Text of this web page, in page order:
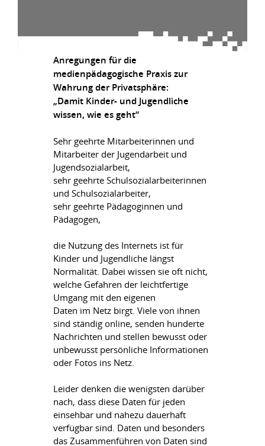
Anregungen für die
medienpädagogische Praxis zur
Wahrung der Privatsphäre:
„Damit Kinder- und Jugendliche
wissen, wie es geht“
Sehr geehrte Mitarbeiterinnen und
Mitarbeiter der Jugendarbeit und
Jugendsozialarbeit,
sehr geehrte Schulsozialarbeiterinnen
und Schulsozialarbeiter,
sehr geehrte Pädagoginnen und
Pädagogen,
die Nutzung des Internets ist für
Kinder und Jugendliche längst
Normalität. Dabei wissen sie oft nicht,
welche Gefahren der leichtfertige
Umgang mit den eigenen
Daten im Netz birgt. Viele von ihnen
sind ständig online, senden hunderte
Nachrichten und stellen bewusst oder
unbewusst persönliche Informationen
oder Fotos ins Netz.
Leider denken die wenigsten darüber
nach, dass diese Daten für jeden
einsehbar und nahezu dauerhaft
verfügbar sind. Daten und besonders
das Zusammenführen von Daten sind